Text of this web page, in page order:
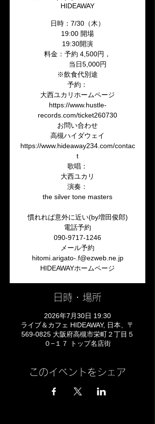
HIDEAWAY
日時：7/30（木）
19:00 開場
19:30開演
料金：予約 4,500円，
当日5,000円
※飲食代別途
予約：
大西ユカリホームページ
https://www.hustle-
records.com/ticket260730
お問い合わせ
高槻ハイダウェイ
https://www.hideaway234.com/contac
t
歌唱：
大西ユカリ
演奏：
the silver tone masters
慣れれば意外に近い(by増田俊郎)
電話予約
090-9717-1246
メール予約
hitomi.arigato-.f@ezweb.ne.jp
日時・場所
2026年7月30日 19:30
ライブ＆カフェ HIDEAWAY, 日本、〒
569-0825 大阪府高槻市栄町２丁目５
０−１７ トップ名店街
このイベントをシェア